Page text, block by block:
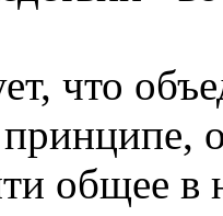
что
общее